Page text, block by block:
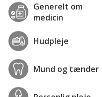
Generelt om
medicin
Hudpleje
Mund og tænder